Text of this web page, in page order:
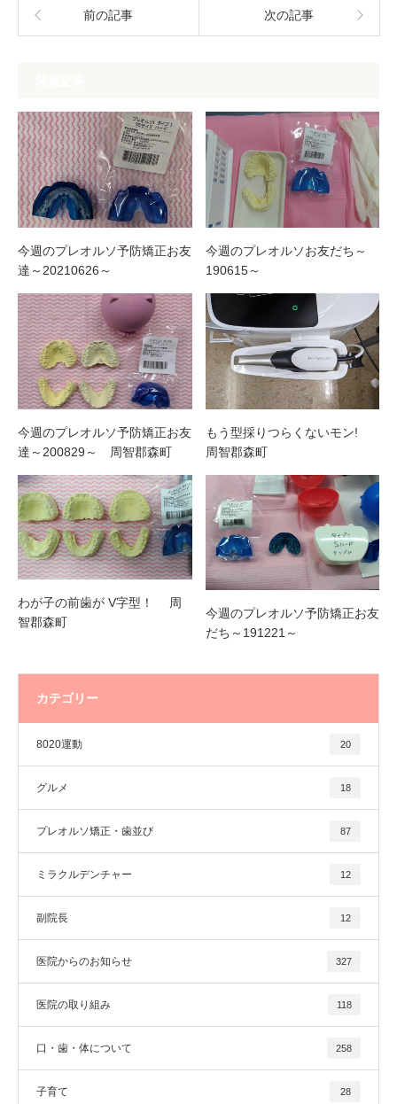
前の記事 次の記事
今週のプレオルソ予防矯正お友
達～20210626～
今週のプレオルソお友だち～
190615～
今週のプレオルソ予防矯正お友
達～200829～ 周智郡森町
もう型採りつらくないモン!
周智郡森町
わが子の前歯が V字型！ 周
智郡森町
今週のプレオルソ予防矯正お友
だち～191221～
カテゴリー
8020運動 20
グルメ 18
プレオルソ矯正・歯並び 87
ミラクルデンチャー 12
副院長 12
医院からのお知らせ 327
医院の取り組み 118
口・歯・体について 258
子育て 28